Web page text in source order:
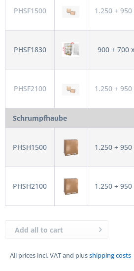
PHSF1500 1.250 +
PHSF1830 900 + 700
PHSF2100 1.250 +
Schrumpfhaube
PHSH1500 1.250 +
PHSH2100 1.250 +
All prices incl. VAT and plusshipping costs
Add all to cart